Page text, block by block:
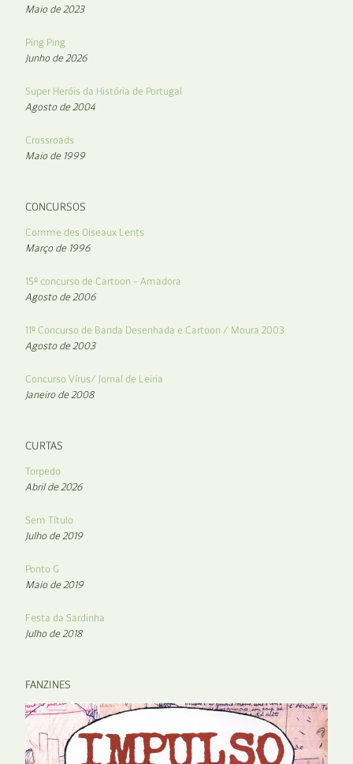
Maio de 2023
Ping Ping
Junho de 2026
Super Heróis da História de Portugal
Agosto de 2004
Crossroads
Maio de 1999
CONCURSOS
Comme des Oiseaux Lents
Março de 1996
15º concurso de Cartoon – Amadora
Agosto de 2006
11º Concurso de Banda Desenhada e Cartoon / Moura 2003
Agosto de 2003
Concurso Vírus/ Jornal de Leiria
Janeiro de 2008
CURTAS
Torpedo
Abril de 2026
Sem Título
Julho de 2019
Ponto G
Maio de 2019
Festa da Sardinha
Julho de 2018
FANZINES